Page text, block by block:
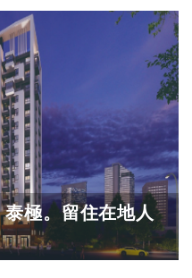
極。留住在地人